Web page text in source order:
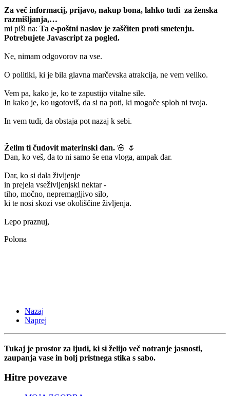
Za več informacij, prijavo, nakup bona, lahko tudi za ženska
razmišljanja,…
mi piši na: Ta e-poštni naslov je zaščiten proti smetenju.
Potrebujete Javascript za pogled.
Ne, nimam odgovorov na vse.
O politiki, ki je bila glavna marčevska atrakcija, ne vem veliko.
Vem pa, kako je, ko te zapustijo vitalne sile.
In kako je, ko ugotoviš, da si na poti, ki mogoče sploh ni tvoja.
In vem tudi, da obstaja pot nazaj k sebi.
Želim ti čudovit materinski dan. 🌸 🌷
Dan, ko veš, da to ni samo še ena vloga, ampak dar.
Dar, ko si dala življenje
in prejela vseživljenjski nektar -
tiho, močno, nepremagljivo silo,
ki te nosi skozi vse okoliščine življenja.
Lepo praznuj,
Polona
Nazaj
Naprej
Tukaj je prostor za ljudi, ki si želijo več notranje jasnosti,
zaupanja vase in bolj pristnega stika s sabo.
Hitre povezave